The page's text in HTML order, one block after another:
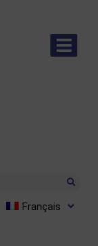
Français